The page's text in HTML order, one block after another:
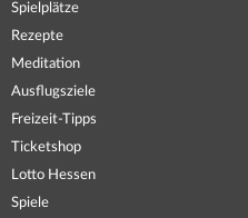
Spielplätze
Rezepte
Meditation
Ausflugsziele
Freizeit-Tipps
Ticketshop
Lotto Hessen
Spiele